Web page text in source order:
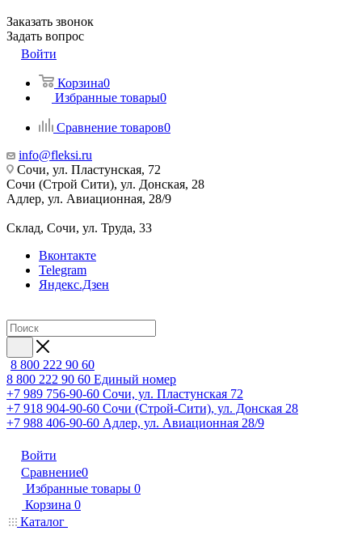
Заказать звонок
Задать вопрос
Войти
Корзина0
Избранные товары0
Сравнение товаров0
info@fleksi.ru
Сочи, ул. Пластунская, 72
Сочи (Строй Сити), ул. Донская, 28
Адлер, ул. Авиационная, 28/9
Склад, Сочи, ул. Труда, 33
Вконтакте
Telegram
Яндекс.Дзен
8 800 222 90 60
8 800 222 90 60 Единый номер
+7 989 756-90-60 Сочи, ул. Пластунская 72
+7 918 904-90-60 Сочи (Строй-Сити), ул. Донская 28
+7 988 406-90-60 Адлер, ул. Авиационная 28/9
Войти
Сравнение0
Избранные товары 0
Корзина 0
Каталог